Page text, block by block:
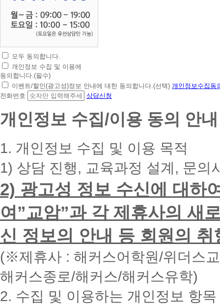
초
간
편
상
담
청
대
폰
입
력
시
면
빠
른
간
내
에
화
드
모두 동의합니다.
개인정보 수집 및 이용에
동의합니다.(필수)
이벤트/할인(광고성)정보 안내에 대한 동의합니다.(선택) 개인정보수집동
전화번호
상담신청
개인정보 수집/이용 동의 안내
1. 개인정보 수집 및 이용 목적
1) 상담 진행, 교육과정 설계, 문의
2) 광고성 정보 수신에 대하
여”교암”과 각 제휴사의 새
신 정보의 안내 등 회원의
(※제휴사 : 해커스어학원/위더스
해커스종로/해커스/해커스유학)
2. 수집 및 이용하는 개인정보 항